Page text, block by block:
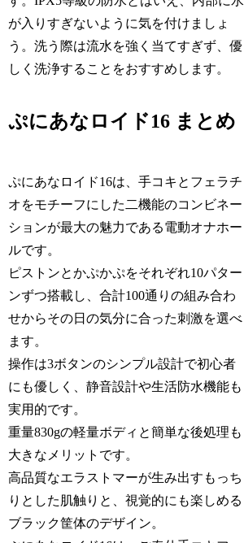
が入りすぎないように気を付けましょ
う。洗う際は流水を強く当てすぎず、優
しく洗浄することをおすすめします。
ぷにあなロイド16 まとめ
ぷにあなロイド16は、手コキとフェラチ
オをモチーフにした二機能のコンビネー
ションが最大の魅力である電動オナホー
ルです。
ピストンとかぷかぷをそれぞれ10パター
ンずつ搭載し、合計100通りの組み合わ
せからその日の気分に合った刺激を選べ
ます。
操作は3ボタンのシンプル設計で初心者
にも優しく、静音設計や生活防水機能も
実用的です。
重量830gの軽量ボディと簡単な後処理も
大きなメリットです。
高品質なエラストマーが生み出すもっち
りとした肌触りと、視覚的にも楽しめる
ブラック筐体のデザイン。